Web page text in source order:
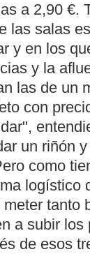
a 2,90 €.
las salas
y en los
y la
las de un
con
un riñón y
como
logístico
meter tanto
a subir los
de esos